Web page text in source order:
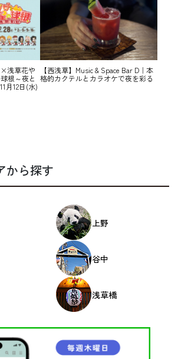
×浅草花や
根～夜と
月12日(水)
【西浅草】Music & Space Bar D｜本
格的カクテルとカラオケで夜を彩る
から探す
上野
谷中
浅草橋